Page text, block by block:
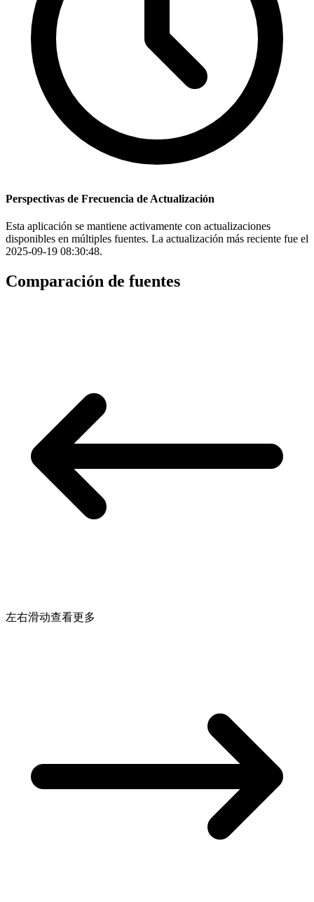
Perspectivas de Frecuencia de Actualización
Esta aplicación se mantiene activamente con actualizaciones
disponibles en múltiples fuentes. La actualización más reciente fue el
2025-09-19 08:30:48.
Comparación de fuentes
左右滑动查看更多